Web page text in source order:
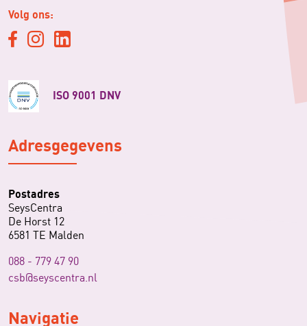
Volg ons:
ISO 9001 DNV
Adresgegevens
Postadres
SeysCentra
De Horst 12
6581 TE Malden
088 - 779 47 90
csb@seyscentra.nl
Navigatie